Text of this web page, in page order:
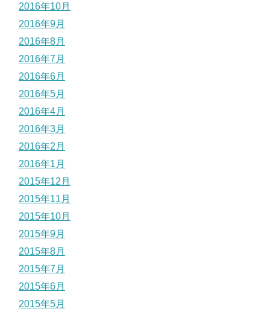
2016年10月
2016年9月
2016年8月
2016年7月
2016年6月
2016年5月
2016年4月
2016年3月
2016年2月
2016年1月
2015年12月
2015年11月
2015年10月
2015年9月
2015年8月
2015年7月
2015年6月
2015年5月